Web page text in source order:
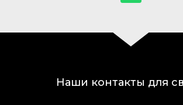
Наши контакты для